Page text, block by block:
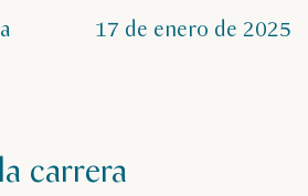
17 de enero de 2025
carrera